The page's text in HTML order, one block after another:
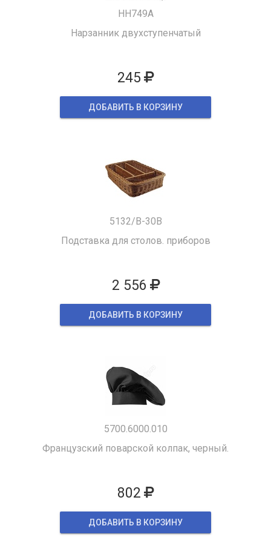
HH749A
Нарзанник двухступенчатый
245
ДОБАВИТЬ В КОРЗИНУ
5132/B-30B
Подставка для столов. приборов
2 556
ДОБАВИТЬ В КОРЗИНУ
5700.6000.010
Французский поварской колпак, черный.
802
ДОБАВИТЬ В КОРЗИНУ